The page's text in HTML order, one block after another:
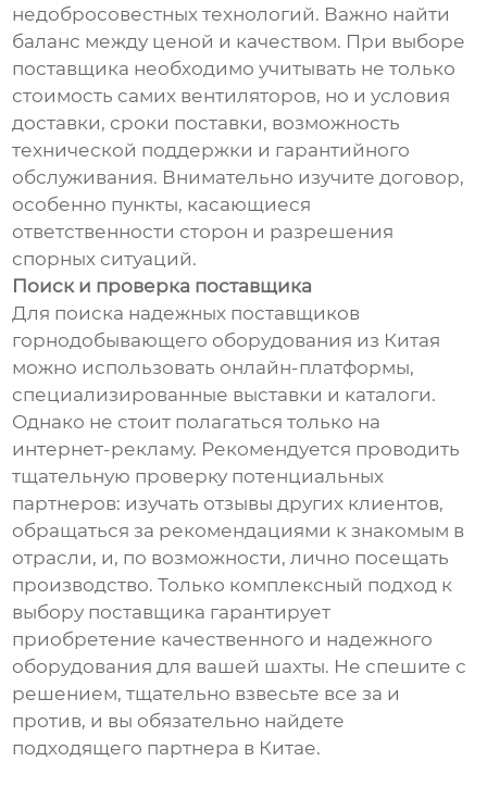
недобросовестных технологий. Важно найти
баланс между ценой и качеством. При выборе
поставщика необходимо учитывать не только
стоимость самих вентиляторов, но и условия
доставки, сроки поставки, возможность
технической поддержки и гарантийного
обслуживания. Внимательно изучите договор,
особенно пункты, касающиеся
ответственности сторон и разрешения
спорных ситуаций.
Поиск и проверка поставщика
Для поиска надежных поставщиков
горнодобывающего оборудования из Китая
можно использовать онлайн-платформы,
специализированные выставки и каталоги.
Однако не стоит полагаться только на
интернет-рекламу. Рекомендуется проводить
тщательную проверку потенциальных
партнеров: изучать отзывы других клиентов,
обращаться за рекомендациями к знакомым в
отрасли, и, по возможности, лично посещать
производство. Только комплексный подход к
выбору поставщика гарантирует
приобретение качественного и надежного
оборудования для вашей шахты. Не спешите с
решением, тщательно взвесьте все за и
против, и вы обязательно найдете
подходящего партнера в Китае.